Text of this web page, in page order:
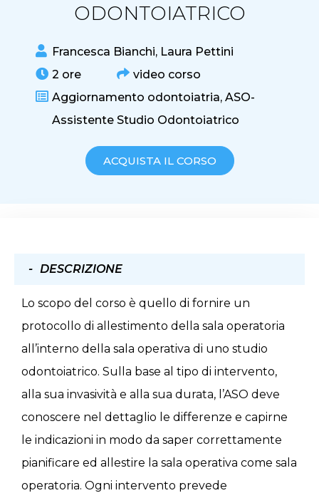
ODONTOIATRICO
Francesca Bianchi, Laura Pettini
2 ore
video corso
Aggiornamento odontoiatria, ASO-
Assistente Studio Odontoiatrico
ACQUISTA IL CORSO
DESCRIZIONE
Lo scopo del corso è quello di fornire un
protocollo di allestimento della sala operatoria
all’interno della sala operativa di uno studio
odontoiatrico. Sulla base al tipo di intervento,
alla sua invasività e alla sua durata, l’ASO deve
conoscere nel dettaglio le differenze e capirne
le indicazioni in modo da saper correttamente
pianificare ed allestire la sala operativa come sala
operatoria. Ogni intervento prevede